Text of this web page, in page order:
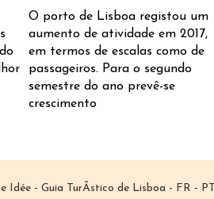
O porto de Lisboa registou um
aumento de atividade em 2017,
em termos de escalas como de
passageiros. Para o segundo
semestre do ano prevê-se
crescimento
Idée - Guia TurÃ­stico de Lisboa - FR - PT